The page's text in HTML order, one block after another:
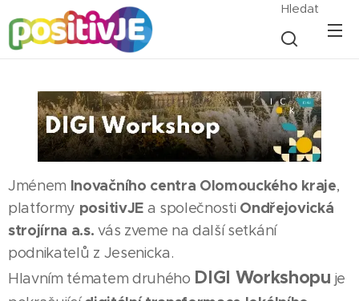
Hledat
Jménem Inovačního centra Olomouckého kraje,
platformy positivJEa společnosti Ondřejovická
strojírna a.s. vás zveme na další setkání
podnikatelů z Jesenicka.
Hlavním tématem druhého DIGI Workshopu je